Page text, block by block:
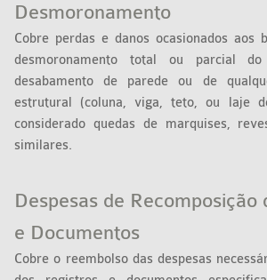
Desmoronamento
Cobre perdas e danos ocasionados aos
desmoronamento total ou parcial
desabamento de parede ou de
estrutural (coluna, viga, teto, ou laje
considerado quedas de marquises,
similares.
Despesas de Recomposição
e Documentos
Cobre o reembolso das despesas